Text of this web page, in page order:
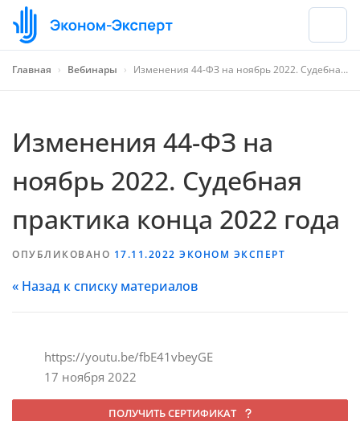
Главная › Вебинары › Изменения 44-ФЗ на ноябрь 2022. Судебная практика конца 2022 года
Изменения 44-ФЗ на
ноябрь 2022. Судебная
практика конца 2022 года
ОПУБЛИКОВАНО 17.11.2022 ЭКОНОМ ЭКСПЕРТ
« Назад к списку материалов
https://youtu.be/fbE41vbeyGE
17 ноября 2022
ПОЛУЧИТЬ СЕРТИФИКАТ